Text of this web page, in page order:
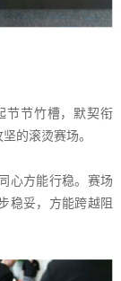
节节竹槽，默契衔
的滚烫赛场。
心方能行稳。赛场
稳妥，方能跨越阻